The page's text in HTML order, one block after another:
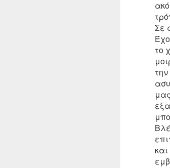
Σε
το
Η σάρκα και